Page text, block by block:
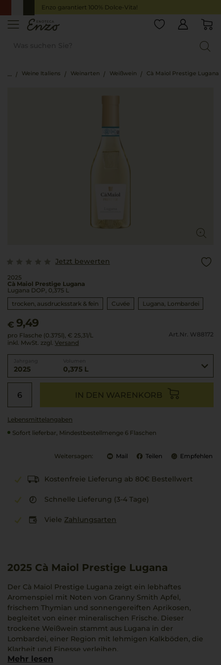
Enzo garantiert 100% Dolce-Vita!
Weine Italiens Weinarten Weißwein Cà Maiol Prestige Lugana
Jetzt bewerten
2025
Cà Maiol Prestige Lugana
Lugana DOP, 0,375 L
trocken, ausdrucksstark & fein
Cuvée Lugana Lombardei
€ 9,49
pro Flasche (0.375l), € 25,31/L
inkl. MwSt. zzgl. Versand
Art.Nr. W88172
2025 0,375 L
IN DEN WARENKORB
Lebensmittel­angaben
Sofort lieferbar, Mindestbestellmenge 6 Flaschen
Weitersagen: Mail Teilen Empfehlen
Kostenfreie Lieferung ab 80€ Bestellwert
Schnelle Lieferung (3-4 Tage)
Viele Zahlungsarten
2025 Cà Maiol Prestige Lugana
Der Cà Maiol Prestige Lugana zeigt ein lebhaftes
Aromenspiel mit Noten von Granny Smith Apfel,
frischem Thymian und sonnengereiften Aprikosen,
begleitet von einer mineralischen Frische. Dieser
trockene Weißwein stammt aus Lugana in der
Lombardei, einer Region mit lehmigen Kalkböden, die
Klarheit und Finesse verleihen.
Der Wein wird jung und frisch abgefüllt und präsentiert
Mehr lesen